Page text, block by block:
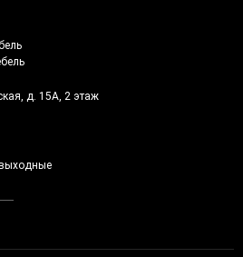
д. 15А, 2 этаж